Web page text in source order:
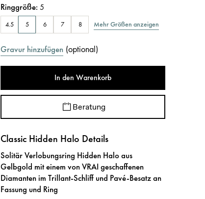
Ringgröße:5
4.5 5 6 7 8 Mehr Größen anzeigen
Gravur hinzufügen (optional)
In den Warenkorb
Beratung
Classic Hidden Halo Details
Solitär Verlobungsring Hidden Halo aus
Gelbgold mit einem von VRAI geschaffenen
Diamanten im Trillant-Schliff und Pavé-Besatz an
Fassung und Ring